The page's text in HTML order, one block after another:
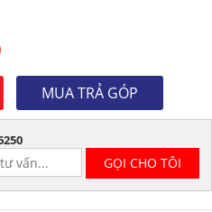
MUA TRẢ GÓP